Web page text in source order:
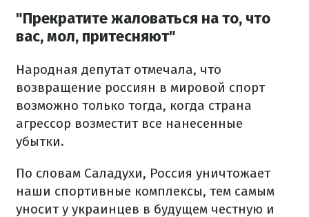
"Прекратите жаловаться на то, что
вас, мол, притесняют"
Народная депутат отмечала, что
возвращение россиян в мировой спорт
возможно только тогда, когда страна
агрессор возместит все нанесенные
убытки.
По словам Саладухи, Россия уничтожает
наши спортивные комплексы, тем самым
уносит у украинцев в будущем честную и